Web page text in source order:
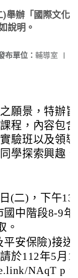
舉辦「國際文化
說明。
布單位： 輔導室 |
願景，特辦
程，內容包
驗班以及領
學探索興趣
(二)，下午
國中階段8-9
。
安保險)接
於112年5月
NAqT p